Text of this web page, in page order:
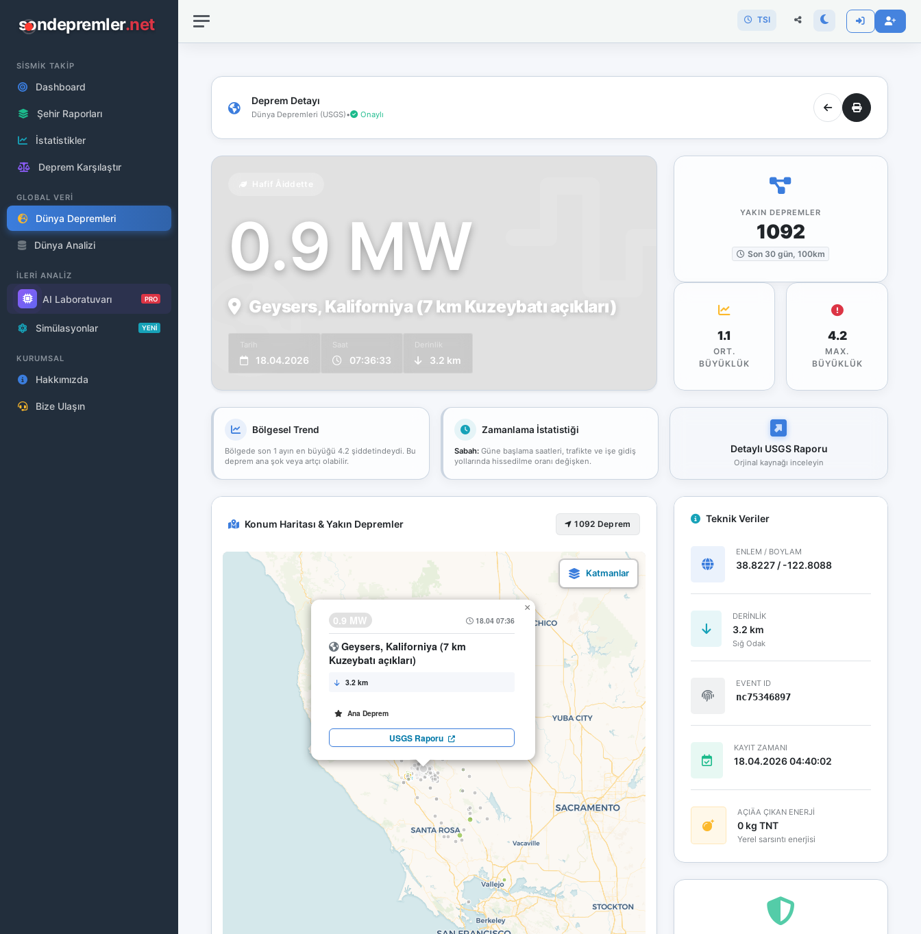
sondepremler.net
SİSMİK TAKİP
Dashboard
Şehir Raporları
İstatistikler
Deprem Karşılaştır
GLOBAL VERİ
Dünya Depremleri
Dünya Analizi
İLERİ ANALİZ
AI Laboratuvarı PRO
Simülasyonlar YENİ
KURUMSAL
Hakkımızda
Bize Ulaşın
TSI
Deprem Detayı
Dünya Depremleri (USGS)• Onaylı
0.9 MW
Geysers, Kaliforniya (7 km Kuzeybatı açıkları)
Tarih
18.04.2026
Saat
07:36:33
Derinlik
3.2 km
YAKIN DEPREMLER
1092
Son 30 gün, 100km
1.1
ORT.
BÜYÜKLÜK
4.2
MAX.
BÜYÜKLÜK
Bölgesel Trend
Bölgede son 1 ayın en büyüğü 4.2 şiddetindeydi. Bu
deprem ana şok veya artçı olabilir.
Zamanlama İstatistiği
Sabah:Güne başlama saatleri, trafikte ve işe gidiş
yollarında hissedilme oranı değişken.
Detaylı USGS Raporu
Orjinal kaynağı inceleyin
Konum Haritası & Yakın Depremler 1092 Deprem
0.9 MW 18.04 07:36
Geysers, Kaliforniya (7 km
Kuzeybatı açıkları)
3.2 km
Ana Deprem
USGS Raporu
×
Teknik Veriler
ENLEM / BOYLAM
38.8227 / -122.8088
DERINLIK
3.2 km
Sığ Odak
EVENT ID
nc75346897
KAYIT ZAMANI
18.04.2026 04:40:02
AÇIÄA ÇIKAN ENERJİ
0 kg TNT
Yerel sarsıntı enerjisi
bağlantınız